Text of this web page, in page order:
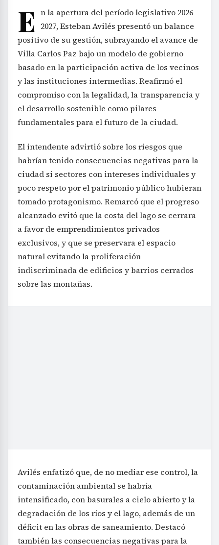
E n la apertura del período legislativo 2026-
2027, Esteban Avilés presentó un balance
positivo de su gestión, subrayando el avance de
Villa Carlos Paz bajo un modelo de gobierno
basado en la participación activa de los vecinos
y las instituciones intermedias. Reafirmó el
compromiso con la legalidad, la transparencia y
el desarrollo sostenible como pilares
fundamentales para el futuro de la ciudad.
El intendente advirtió sobre los riesgos que
habrían tenido consecuencias negativas para la
ciudad si sectores con intereses individuales y
poco respeto por el patrimonio público hubieran
tomado protagonismo. Remarcó que el progreso
alcanzado evitó que la costa del lago se cerrara
a favor de emprendimientos privados
exclusivos, y que se preservara el espacio
natural evitando la proliferación
indiscriminada de edificios y barrios cerrados
sobre las montañas.
Avilés enfatizó que, de no mediar ese control, la
contaminación ambiental se habría
intensificado, con basurales a cielo abierto y la
degradación de los ríos y el lago, además de un
déficit en las obras de saneamiento. Destacó
también las consecuencias negativas para la